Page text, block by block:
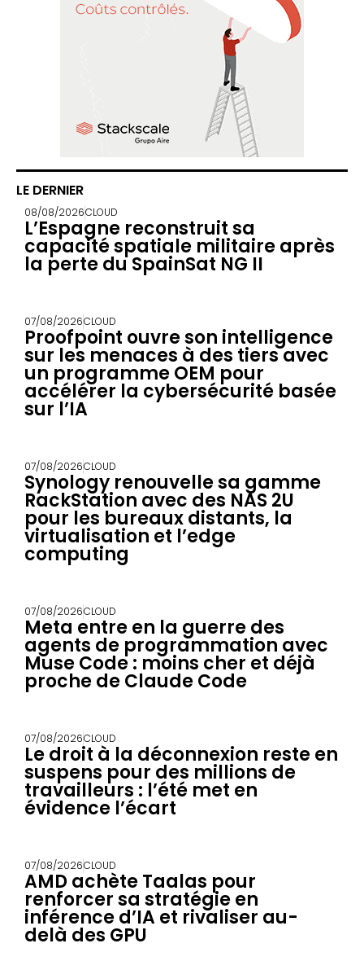
LE DERNIER
08/08/2026CLOUD
L’Espagne reconstruit sa
capacité spatiale militaire après
la perte du SpainSat NG II
07/08/2026CLOUD
Proofpoint ouvre son intelligence
sur les menaces à des tiers avec
un programme OEM pour
accélérer la cybersécurité basée
sur l’IA
07/08/2026CLOUD
Synology renouvelle sa gamme
RackStation avec des NAS 2U
pour les bureaux distants, la
virtualisation et l’edge
computing
07/08/2026CLOUD
Meta entre en la guerre des
agents de programmation avec
Muse Code : moins cher et déjà
proche de Claude Code
07/08/2026CLOUD
Le droit à la déconnexion reste en
suspens pour des millions de
travailleurs : l’été met en
évidence l’écart
07/08/2026CLOUD
AMD achète Taalas pour
renforcer sa stratégie en
inférence d’IA et rivaliser au-
delà des GPU